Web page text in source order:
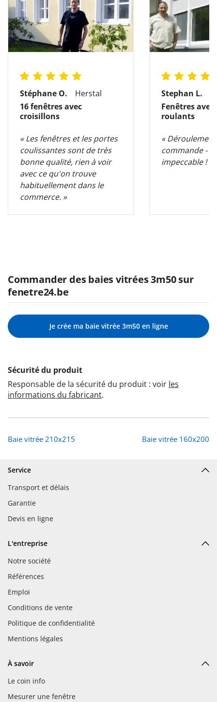
Stéphane O.
Herstal
16 fenêtres avec
croisillons
« Les fenêtres et les portes
coulissantes sont de très
bonne qualité, rien à voir
avec ce qu'on trouve
habituellement dans le
commerce. »
Stephan L.
Fenêtres
roulants
«
commande -
impeccable ! »
Commander des baies vitrées 3m50 sur
fenetre24.be
Je crée ma baie vitrée 3m50 en ligne
Sécurité du produit
Responsable de la sécurité du produit : voir les
informations du fabricant.
Baie vitrée 210x215 Baie vitrée 160x200
Service
Transport et délais
Garantie
Devis en ligne
L'entreprise
Notre société
Références
Emploi
Conditions de vente
Politique de confidentialité
Mentions légales
À savoir
Le coin info
Mesurer une fenêtre